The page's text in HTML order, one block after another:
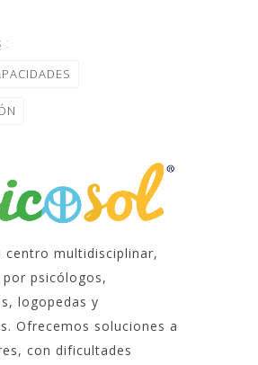
:
centro multidisciplinar,
psicólogos,
logopedas y
Ofrecemos soluciones a
con dificultades